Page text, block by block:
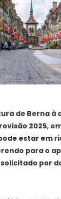
de Berna à
2025,
estar em
para o
por